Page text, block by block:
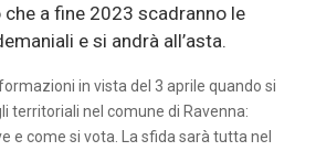
a fine 2023 scadranno le
e si andrà all’asta.
in vista del 3 aprile quando si
territoriali nel comune di Ravenna:
e come si vota. La sfida sarà tutta nel